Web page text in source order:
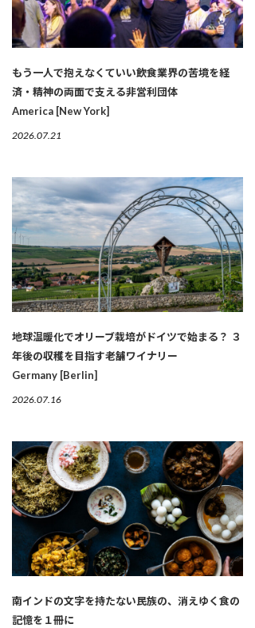
もう一人で抱えなくていい――飲食業界の苦境を経
済・精神の両面で支える非営利団体
America [New York]
2026.07.21
地球温暖化でオリーブ栽培がドイツで始まる？ ３
年後の収穫を目指す老舗ワイナリー
Germany [Berlin]
2026.07.16
南インドの文字を持たない民族の、消えゆく食の
記憶を１冊に